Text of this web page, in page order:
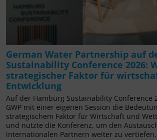
German Water Partnership auf
Sustainability Conference 2026:
strategischer Faktor für
Entwicklung
Auf der Hamburg Sustainability Conference
GWP mit einer eigenen Session die
strategischem Faktor für Wirtschaft und
und nutzte die Konferenz, um den
internationalen Partnern weiter zu vertiefen.